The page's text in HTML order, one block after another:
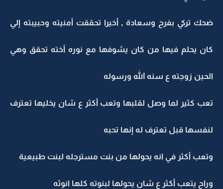
ضحك تركي بفرح وسعادة , أخيرا تحققت أمنيته وحبيبته إلي
كان يحلم فيها من كان يشوفها مع نوره أخته تحقق وهي
الحين زوجته ع سنه الله ورسوله
تعب كثير لما وصل لقلبها وتعب أكثر ع شان يخليها تعترف
لنفسها قبل تعترف له إنها تحبه
وتعب أكثر في انه يحولها من بنت مسترجله لبنت طبيعية
وراح يتعب أكثر ع شان يحولها لبنوته كلها انوثه